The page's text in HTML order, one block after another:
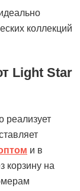
коллекций
Light Star
реализует
и в
корзину на